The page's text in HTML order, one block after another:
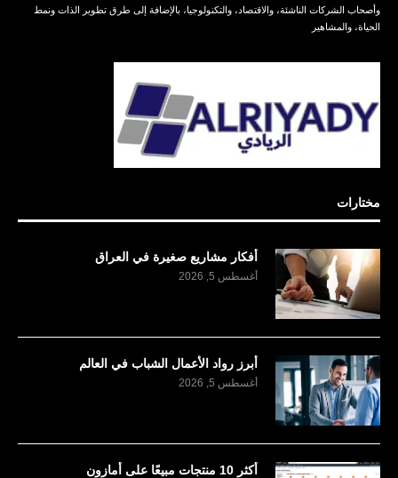
وأصحاب الشركات الناشئة، والاقتصاد، والتكنولوجيا، بالإضافة إلى طرق تطوير الذات ونمط
الحياة، والمشاهير
مختارات
أفكار مشاريع صغيرة في العراق
أغسطس 5, 2026
أبرز رواد الأعمال الشباب في العالم
أغسطس 5, 2026
أكثر 10 منتجات مبيعًا على أمازون